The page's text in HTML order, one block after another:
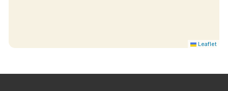
Leaflet